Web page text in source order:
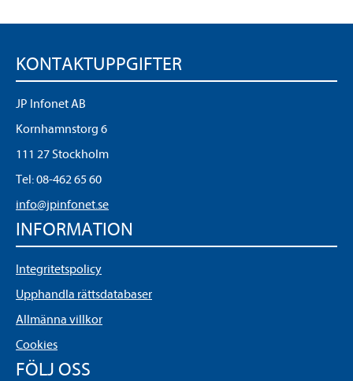
KONTAKTUPPGIFTER
JP Infonet AB
Kornhamnstorg 6
111 27 Stockholm
Tel:08-462 65 60
info@jpinfonet.se
INFORMATION
Integritetspolicy
Upphandla rättsdatabaser
Allmänna villkor
Cookies
FÖLJ OSS